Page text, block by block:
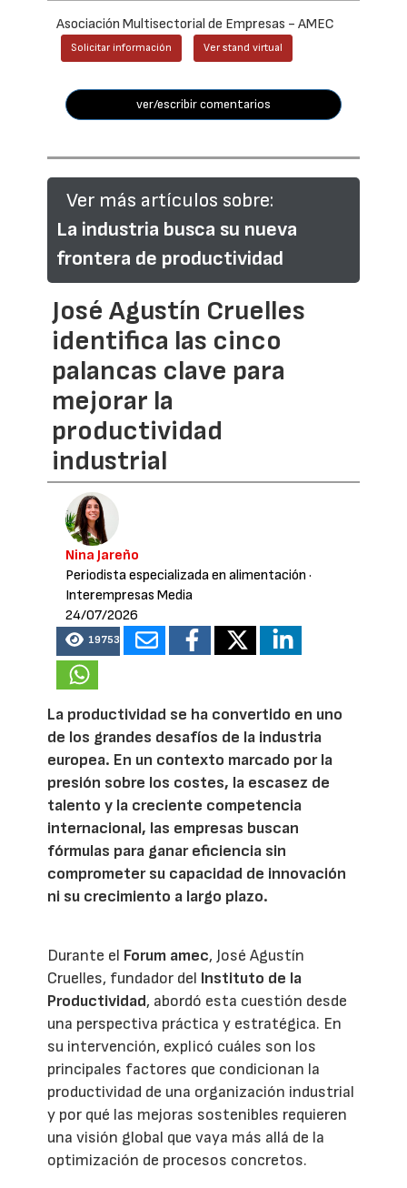
Asociación Multisectorial de Empresas - AMEC
Solicitar información Ver stand virtual
ver/escribir comentarios
Ver más artículos sobre:
La industria busca su nueva
frontera de productividad
José Agustín Cruelles
identifica las cinco
palancas clave para
mejorar la
productividad
industrial
Nina Jareño
Periodista especializada en alimentación ·
Interempresas Media
24/07/2026
19753
La productividad se ha convertido en uno
de los grandes desafíos de la industria
europea. En un contexto marcado por la
presión sobre los costes, la escasez de
talento y la creciente competencia
internacional, las empresas buscan
fórmulas para ganar eficiencia sin
comprometer su capacidad de innovación
ni su crecimiento a largo plazo.
Durante el Forum amec, José Agustín
Cruelles, fundador del Instituto de la
Productividad, abordó esta cuestión desde
una perspectiva práctica y estratégica. En
su intervención, explicó cuáles son los
principales factores que condicionan la
productividad de una organización industrial
y por qué las mejoras sostenibles requieren
una visión global que vaya más allá de la
optimización de procesos concretos.